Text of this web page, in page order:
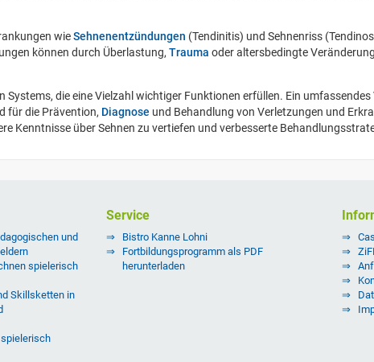
wieSehnenentzündungen (Tendinitis) und Sehnenriss
können durch Überlastung, Trauma oder altersbedingte
die eine Vielzahl wichtiger Funktionen erfüllen. Ein
für die Prävention, Diagnose und Behandlung von Verletzungen und
Kenntnisse über Sehnen zu vertiefen und verbesserte
und
spielerisch
Skillsketten in
Service
Bistro Kanne Lohni
Fortbildungsprogramm als PDF
herunterladen